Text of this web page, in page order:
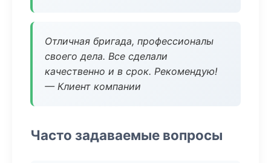
Отличная бригада, профессионалы
своего дела. Все сделали
качественно и в срок. Рекомендую!
— Клиент компании
Часто задаваемые вопросы